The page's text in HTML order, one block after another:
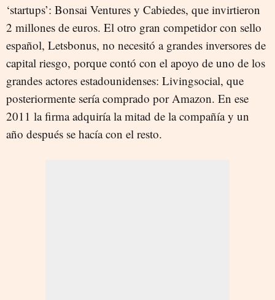
‘startups’: Bonsai Ventures y Cabiedes, que invirtieron
2 millones de euros. El otro gran competidor con sello
español, Letsbonus, no necesitó a grandes inversores de
capital riesgo, porque contó con el apoyo de uno de los
grandes actores estadounidenses: Livingsocial, que
posteriormente sería comprado por Amazon. En ese
2011 la firma adquiría la mitad de la compañía y un
año después se hacía con el resto.